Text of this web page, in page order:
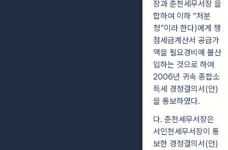
장과 춘천세무서장 을
합하여 이하 “처분
청”이라 한다)에게 쟁
점세금계산서 공급가
액을 필요경비에 불산
입하는 것으로 하여
2006년 귀속 종합소
득세 경정결의서(안)
을 통보하였다.
다. 춘천세무서장은
서인천세무서장이 통
보한 경정결의서(안)